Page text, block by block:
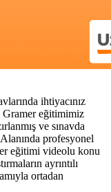
ihtiyacınız
Gramer eğitimimiz
ve sınavda
profesyonel
eğitimi videolu konu
ayrıntılı
ortadan